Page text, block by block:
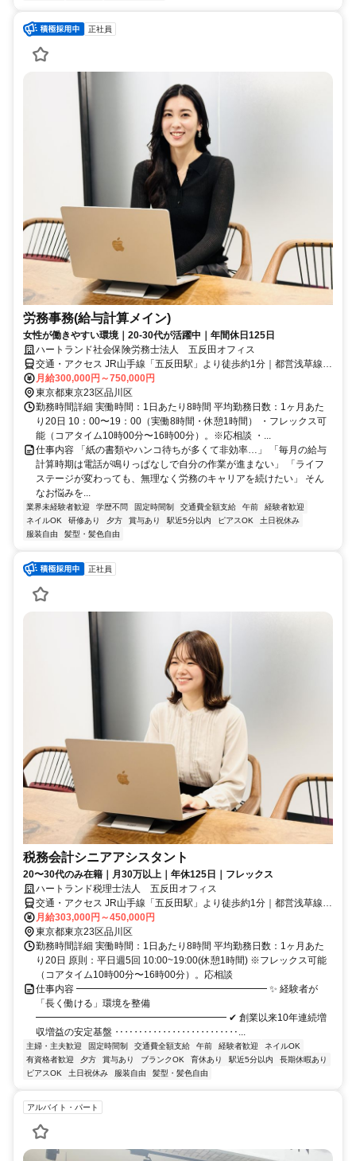
正社員
労務事務(給与計算メイン)
女性が働きやすい環境｜20-30代が活躍中｜年間休日125日
ハートランド社会保険労務士法人 五反田オフィス
交通・アクセス JR山手線「五反田駅」より徒歩約1分｜都営浅草線
「五反田駅」より徒歩約1分｜東急池上線「五反田駅」より徒歩約5分
月給300,000円～750,000円
東京都東京23区品川区
勤務時間詳細 実働時間：1日あたり8時間 平均勤務日数：1ヶ月あた
り20日 10：00〜19：00（実働8時間・休憩1時間） ・フレックス可
能（コアタイム10時00分〜16時00分）。※応相談 ・...
仕事内容 「紙の書類やハンコ待ちが多くて非効率…」 「毎月の給与
計算時期は電話が鳴りっぱなしで自分の作業が進まない」 「ライフ
ステージが変わっても、無理なく労務のキャリアを続けたい」 そん
なお悩みを...
業界未経験者歓迎 学歴不問 固定時間制 交通費全額支給 午前
経験者歓迎
ネイルOK
研修あり 夕方 賞与あり 駅近5分以内 ピアスOK
土日祝休み
服装自由
髪型・髪色自由
正社員
税務会計シニアアシスタント
20〜30代のみ在籍｜月30万以上｜年休125日｜フレックス
ハートランド税理士法人 五反田オフィス
交通・アクセス JR山手線「五反田駅」より徒歩約1分｜都営浅草線
「五反田駅」より徒歩約1分｜東急池上線「五反田駅」より徒歩約5分
月給303,000円～450,000円
東京都東京23区品川区
勤務時間詳細 実働時間：1日あたり8時間 平均勤務日数：1ヶ月あた
り20日 原則：平日週5回 10:00~19:00(休憩1時間) ※フレックス可能
（コアタイム10時00分〜16時00分）。応相談
仕事内容 ━━━━━━━━━━━━━━━━━━━━ ✨ 経験者が
「長く働ける」環境を整備
━━━━━━━━━━━━━━━━━━━━ ✔ 創業以来10年連続増
収増益の安定基盤 ‥‥‥‥‥‥‥‥‥‥‥‥‥...
主婦・主夫歓迎 固定時間制 交通費全額支給 午前 経験者歓迎
ネイルOK
有資格者歓迎
夕方 賞与あり ブランクOK 育休あり 駅近5分以内
長期休暇あり
ピアスOK
土日祝休み 服装自由 髪型・髪色自由
アルバイト・パート